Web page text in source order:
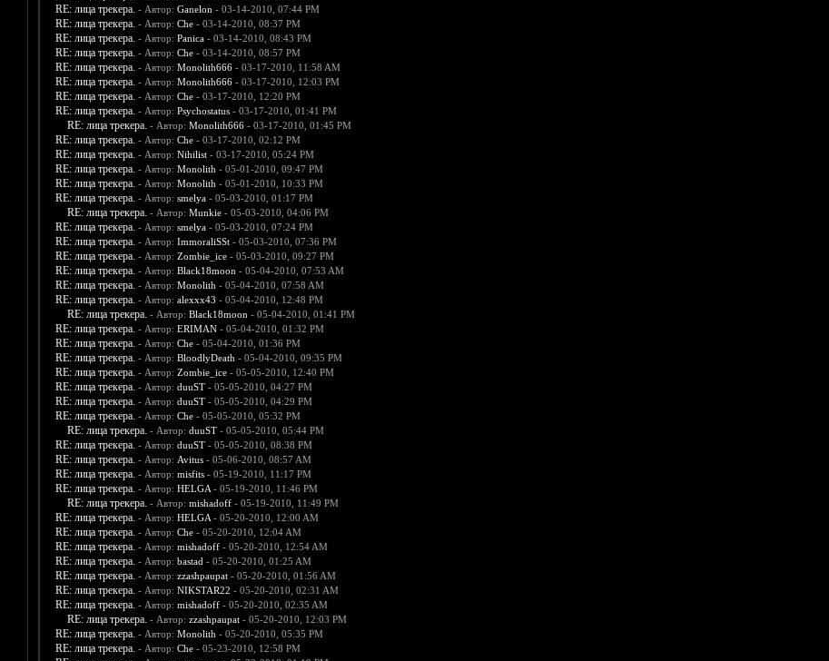
RE: лица трекера. - Автор: Ganelon - 03-14-2010, 07:44 PM
RE: лица трекера. - Автор: Che- 03-14-2010, 08:37 PM
RE: лица трекера. - Автор: Panica- 03-14-2010, 08:43 PM
RE: лица трекера. - Автор: Che- 03-14-2010, 08:57 PM
RE: лица трекера. - Автор: Monolith666- 03-17-2010, 11:58 AM
RE: лица трекера. - Автор: Monolith666- 03-17-2010, 12:03 PM
RE: лица трекера. - Автор: Che- 03-17-2010, 12:20 PM
RE: лица трекера. - Автор: Psychostatus- 03-17-2010, 01:41 PM
RE: лица трекера. - Автор: Monolith666- 03-17-2010, 01:45 PM
RE: лица трекера. - Автор: Che- 03-17-2010, 02:12 PM
RE: лица трекера. - Автор: Nihilist- 03-17-2010, 05:24 PM
RE: лица трекера. - Автор: Monolith - 05-01-2010, 09:47 PM
RE: лица трекера. - Автор: Monolith - 05-01-2010, 10:33 PM
RE: лица трекера. - Автор: smelya- 05-03-2010, 01:17 PM
RE: лица трекера. - Автор: Munkie- 05-03-2010, 04:06 PM
RE: лица трекера. - Автор: smelya- 05-03-2010, 07:24 PM
RE: лица трекера. - Автор: ImmoraliSSt- 05-03-2010, 07:36 PM
RE: лица трекера. - Автор: Zombie_ice- 05-03-2010, 09:27 PM
RE: лица трекера. - Автор: Black18moon - 05-04-2010, 07:53 AM
RE: лица трекера. - Автор: Monolith - 05-04-2010, 07:58 AM
RE: лица трекера. - Автор: alexxx43 - 05-04-2010, 12:48 PM
RE: лица трекера. - Автор: Black18moon - 05-04-2010, 01:41 PM
RE: лица трекера. - Автор: ERIMAN- 05-04-2010, 01:32 PM
RE: лица трекера. - Автор: Che- 05-04-2010, 01:36 PM
RE: лица трекера. - Автор: BloodlyDeath - 05-04-2010, 09:35 PM
RE: лица трекера. - Автор: Zombie_ice- 05-05-2010, 12:40 PM
RE: лица трекера. - Автор: duuST- 05-05-2010, 04:27 PM
RE: лица трекера. - Автор: duuST- 05-05-2010, 04:29 PM
RE: лица трекера. - Автор: Che- 05-05-2010, 05:32 PM
RE: лица трекера. - Автор: duuST- 05-05-2010, 05:44 PM
RE: лица трекера. - Автор: duuST- 05-05-2010, 08:38 PM
RE: лица трекера. - Автор: Avitus- 05-06-2010, 08:57 AM
RE: лица трекера. - Автор: misfits- 05-19-2010, 11:17 PM
RE: лица трекера. - Автор: HELGA- 05-19-2010, 11:46 PM
RE: лица трекера. - Автор: mishadoff- 05-19-2010, 11:49 PM
RE: лица трекера. - Автор: HELGA- 05-20-2010, 12:00 AM
RE: лица трекера. - Автор: Che- 05-20-2010, 12:04 AM
RE: лица трекера. - Автор: mishadoff- 05-20-2010, 12:54 AM
RE: лица трекера. - Автор: bastad - 05-20-2010, 01:25 AM
RE: лица трекера. - Автор: zzashpaupat- 05-20-2010, 01:56 AM
RE: лица трекера. - Автор: NIKSTAR22 - 05-20-2010, 02:31 AM
RE: лица трекера. - Автор: mishadoff- 05-20-2010, 02:35 AM
RE: лица трекера. - Автор: zzashpaupat- 05-20-2010, 12:03 PM
RE: лица трекера. - Автор: Monolith - 05-20-2010, 05:35 PM
RE: лица трекера. - Автор: Che- 05-23-2010, 12:58 PM